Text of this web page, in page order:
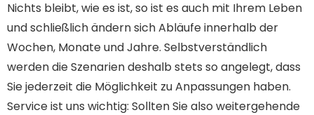
Nichts bleibt, wie es ist, so ist es auch mit Ihrem Leben
und schließlich ändern sich Abläufe innerhalb der
Wochen, Monate und Jahre. Selbstverständlich
werden die Szenarien deshalb stets so angelegt, dass
Sie jederzeit die Möglichkeit zu Anpassungen haben.
Service ist uns wichtig: Sollten Sie also weitergehende